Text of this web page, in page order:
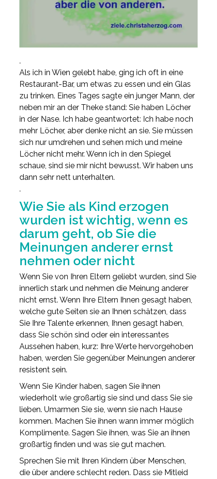
.
Als ich in Wien gelebt habe, ging ich oft in eine
Restaurant-Bar, um etwas zu essen und ein Glas
zu trinken. Eines Tages sagte ein junger Mann, der
neben mir an der Theke stand: Sie haben Löcher
in der Nase. Ich habe geantwortet: Ich habe noch
mehr Löcher, aber denke nicht an sie. Sie müssen
sich nur umdrehen und sehen mich und meine
Löcher nicht mehr. Wenn ich in den Spiegel
schaue, sind sie mir nicht bewusst. Wir haben uns
dann sehr nett unterhalten.
.
Wie Sie als Kind erzogen
wurden ist wichtig, wenn es
darum geht, ob Sie die
Meinungen anderer ernst
nehmen oder nicht
Wenn Sie von Ihren Eltern geliebt wurden, sind Sie
innerlich stark und nehmen die Meinung anderer
nicht ernst. Wenn Ihre Eltern Ihnen gesagt haben,
welche gute Seiten sie an Ihnen schätzen, dass
Sie Ihre Talente erkennen, Ihnen gesagt haben,
dass Sie schön sind oder ein interessantes
Aussehen haben, kurz: Ihre Werte hervorgehoben
haben, werden Sie gegenüber Meinungen anderer
resistent sein.
Wenn Sie Kinder haben, sagen Sie ihnen
wiederholt wie großartig sie sind und dass Sie sie
lieben. Umarmen Sie sie, wenn sie nach Hause
kommen. Machen Sie ihnen wann immer möglich
Komplimente. Sagen Sie ihnen, was Sie an ihnen
großartig finden und was sie gut machen.
Sprechen Sie mit Ihren Kindern über Menschen,
die über andere schlecht reden. Dass sie Mitleid